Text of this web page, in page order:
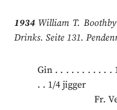
1934William T.
Drinks. Seite 131.
Gin . . . . . . . . . .
. . 1/4 jigger
Fr.